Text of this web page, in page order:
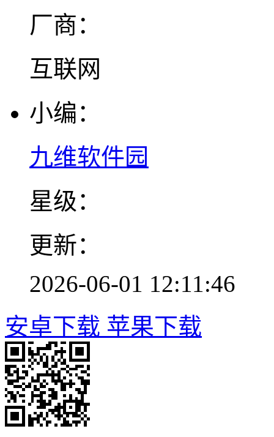
厂商：
互联网
小编：
九维软件园
星级：
更新：
2026-06-01 12:11:46
安卓下载 苹果下载